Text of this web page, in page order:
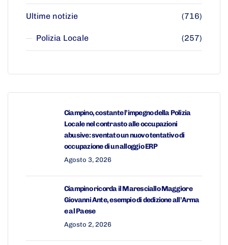
Ultime notizie (716)
Polizia Locale (257)
Ciampino, costante l’impegno della Polizia
Locale nel contrasto alle occupazioni
abusive: sventato un nuovo tentativo di
occupazione di un alloggio ERP
Agosto 3, 2026
Ciampino ricorda il Maresciallo Maggiore
Giovanni Ante, esempio di dedizione all’Arma
e al Paese
Agosto 2, 2026